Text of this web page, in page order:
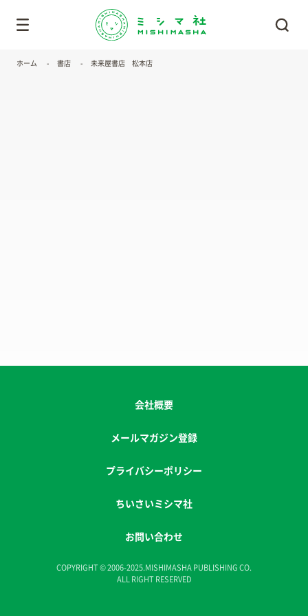
ホーム 書店 未来屋書店 松本店
会社概要
メールマガジン登録
プライバシーポリシー
ちいさいミシマ社
お問い合わせ
COPYRIGHT © 2006-2025.MISHIMASHA PUBLISHING CO.
ALL RIGHT RESERVED